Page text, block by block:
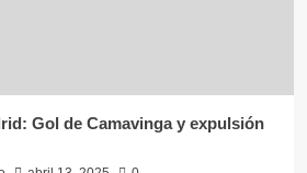
Gol de Camavinga y expulsión